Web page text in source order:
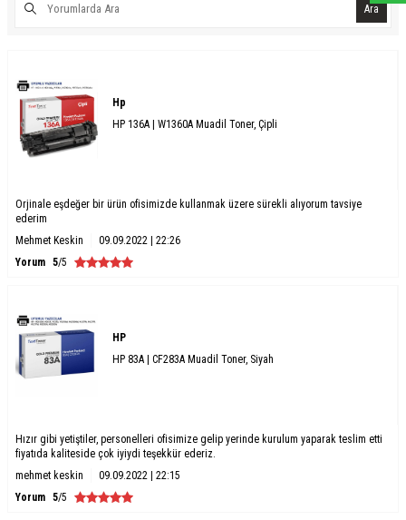
Ara
Hp
HP 136A | W1360A Muadil Toner, Çipli
Orjinale eşdeğer bir ürün ofisimizde kullanmak üzere sürekli alıyorum tavsiye
ederim
Mehmet Keskin
09.09.2022 | 22:26
Yorum 5/5
HP
HP 83A | CF283A Muadil Toner, Siyah
Hızır gibi yetiştiler, personelleri ofisimize gelip yerinde kurulum yaparak teslim etti
fiyatıda kaliteside çok iyiydi teşekkür ederiz.
mehmet keskin
09.09.2022 | 22:15
Yorum 5/5